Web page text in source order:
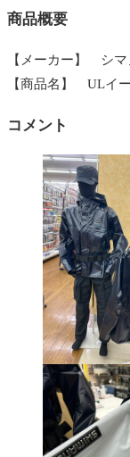
商品概要
【メーカー】 シマ
【商品名】 ULイ
コメント